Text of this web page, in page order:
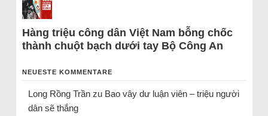
Hàng triệu công dân Việt Nam bỗng chốc
thành chuột bạch dưới tay Bộ Công An
NEUESTE KOMMENTARE
Long Rồng Trầnzu Bao vây dư luận viên – triệu người
dân sẽ thắng